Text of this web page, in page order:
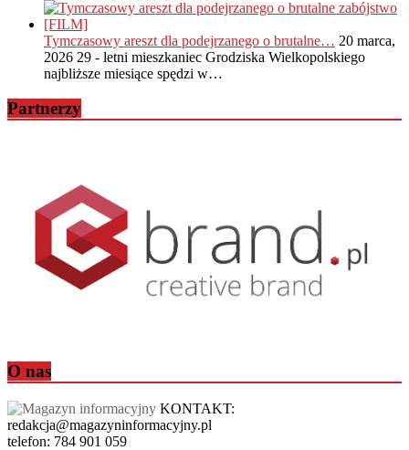
Tymczasowy areszt dla podejrzanego o brutalne… 20 marca,
2026 29 - letni mieszkaniec Grodziska Wielkopolskiego
najbliższe miesiące spędzi w…
Partnerzy
O nas
KONTAKT:
redakcja@magazyninformacyjny.pl
telefon: 784 901 059